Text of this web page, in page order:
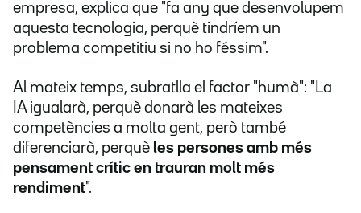
empresa, explica que "fa any que desenvolupem
aquesta tecnologia, perquè tindríem un
problema competitiu si no ho féssim".
Al mateix temps, subratlla el factor "humà": "La
IA igualarà, perquè donarà les mateixes
competències a molta gent, però també
diferenciarà, perquè les persones amb més
pensament crític en trauran molt més
rendiment".